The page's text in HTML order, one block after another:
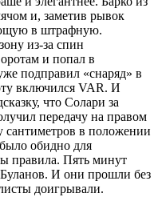
и, заметив рывок
в штрафную.
из-за спин
и попал в
подправил «снаряд» в
включился VAR. И
что Солари за
передачу на правом
сантиметров в положении
обидно для
правила. Пять минут
И они прошли без
доигрывали.